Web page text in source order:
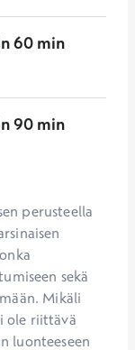
60 min
90 min
perusteella
sekä
Mikäli
ole riittävä
luonteeseen